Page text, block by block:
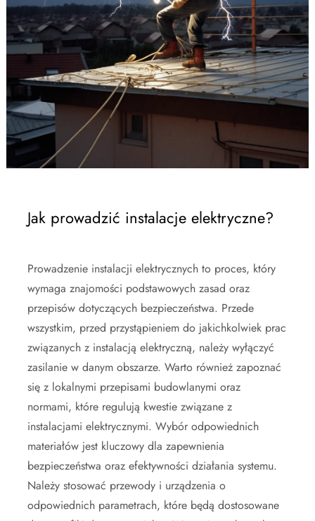
Jak prowadzić instalacje elektryczne?
Prowadzenie instalacji elektrycznych to proces, który
wymaga znajomości podstawowych zasad oraz
przepisów dotyczących bezpieczeństwa. Przede
wszystkim, przed przystąpieniem do jakichkolwiek prac
związanych z instalacją elektryczną, należy wyłączyć
zasilanie w danym obszarze. Warto również zapoznać
się z lokalnymi przepisami budowlanymi oraz
normami, które regulują kwestie związane z
instalacjami elektrycznymi. Wybór odpowiednich
materiałów jest kluczowy dla zapewnienia
bezpieczeństwa oraz efektywności działania systemu.
Należy stosować przewody i urządzenia o
odpowiednich parametrach, które będą dostosowane